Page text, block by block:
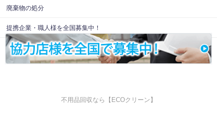
廃棄物の処分
提携企業・職人様を全国募集中！
不用品回収なら【ECOクリーン】